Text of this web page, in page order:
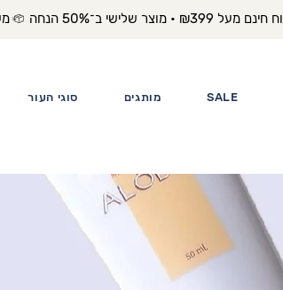
משלוח
סוגי העור מותגים SALE